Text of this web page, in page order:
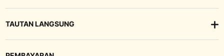
TAUTAN LANGSUNG